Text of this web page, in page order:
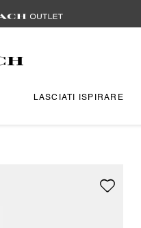
LASCIATI ISPIRARE